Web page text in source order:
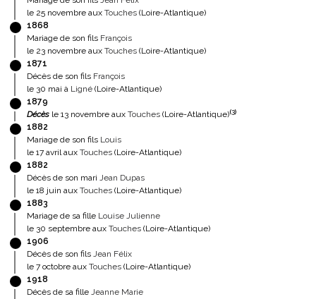
le 25 novembre aux Touches (Loire-Atlantique)
1868
Mariage de son fils François
le 23 novembre aux Touches (Loire-Atlantique)
1871
Décès de son fils François
le 30 mai à Ligné (Loire-Atlantique)
1879
Décès le 13 novembre aux Touches (Loire-Atlantique)(3)
1882
Mariage de son fils Louis
le 17 avril aux Touches (Loire-Atlantique)
1882
Décès de son mari Jean Dupas
le 18 juin aux Touches (Loire-Atlantique)
1883
Mariage de sa fille Louise Julienne
le 30 septembre aux Touches (Loire-Atlantique)
1906
Décès de son fils Jean Félix
le 7 octobre aux Touches (Loire-Atlantique)
1918
Décès de sa fille Jeanne Marie